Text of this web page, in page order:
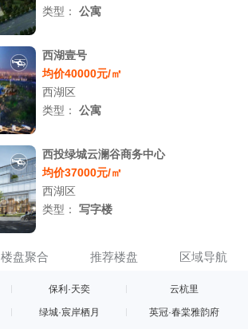
类型：公寓
西湖壹号
均价40000元/㎡
西湖区
类型：公寓
西投绿城云澜谷商务中心
均价37000元/㎡
西湖区
类型：写字楼
楼盘聚合 推荐楼盘 区域导航
保利·天奕 云杭里
绿城·宸岸栖月 英冠·春棠雅韵府